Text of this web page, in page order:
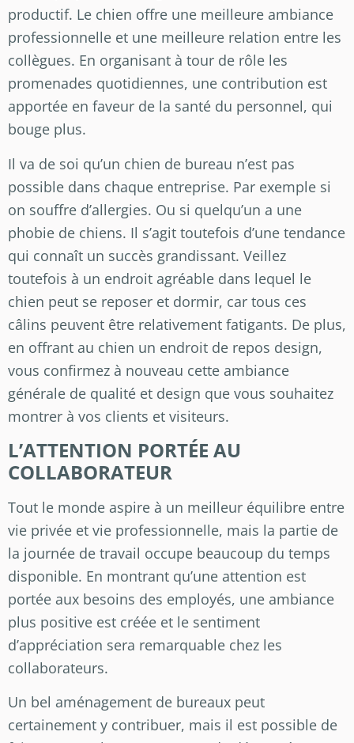
productif. Le chien offre une meilleure ambiance
professionnelle et une meilleure relation entre les
collègues. En organisant à tour de rôle les
promenades quotidiennes, une contribution est
apportée en faveur de la santé du personnel, qui
bouge plus.
Il va de soi qu’un chien de bureau n’est pas
possible dans chaque entreprise. Par exemple si
on souffre d’allergies. Ou si quelqu’un a une
phobie de chiens. Il s’agit toutefois d’une tendance
qui connaît un succès grandissant. Veillez
toutefois à un endroit agréable dans lequel le
chien peut se reposer et dormir, car tous ces
câlins peuvent être relativement fatigants. De plus,
en offrant au chien un endroit de repos design,
vous confirmez à nouveau cette ambiance
générale de qualité et design que vous souhaitez
montrer à vos clients et visiteurs.
L’ATTENTION PORTÉE AU
COLLABORATEUR
Tout le monde aspire à un meilleur équilibre entre
vie privée et vie professionnelle, mais la partie de
la journée de travail occupe beaucoup du temps
disponible. En montrant qu’une attention est
portée aux besoins des employés, une ambiance
plus positive est créée et le sentiment
d’appréciation sera remarquable chez les
collaborateurs.
Un bel aménagement de bureaux peut
certainement y contribuer, mais il est possible de